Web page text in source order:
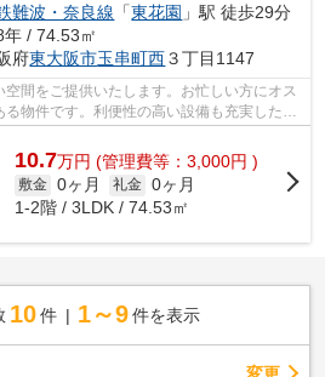
難波・奈良線 「東花園 」駅 徒歩29分
年 / 74.53㎡
府東大阪市玉串町西３丁目1147
間をご提供いたします。お忙しい方にオス
物件です。利便性の高い設備も充実した、
。最上...
10.7万円 (管理費等：3,000円 )
敷金 0ヶ月 礼金 0ヶ月
1-2階 / 3LDK / 74.53㎡
10 件 1～9 件を表示
変更